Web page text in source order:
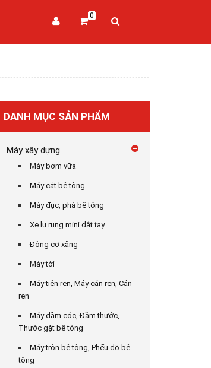
0
DANH MỤC SẢN PHẨM
Máy xây dựng
Máy bơm vữa
Máy cắt bê tông
Máy đục, phá bê tông
Xe lu rung mini dắt tay
Động cơ xăng
Máy tời
Máy tiện ren, Máy cán ren, Cán
ren
Máy đầm cóc, Đầm thước,
Thước gặt bê tông
Máy trộn bê tông, Phểu đỗ bê
tông